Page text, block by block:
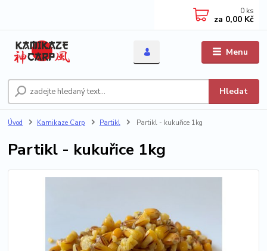
Menu
Hledat
0 ks
za 0,00 Kč
Úvod Kamikaze Carp Partikl Partikl - kukuřice 1kg
Partikl - kukuřice 1kg